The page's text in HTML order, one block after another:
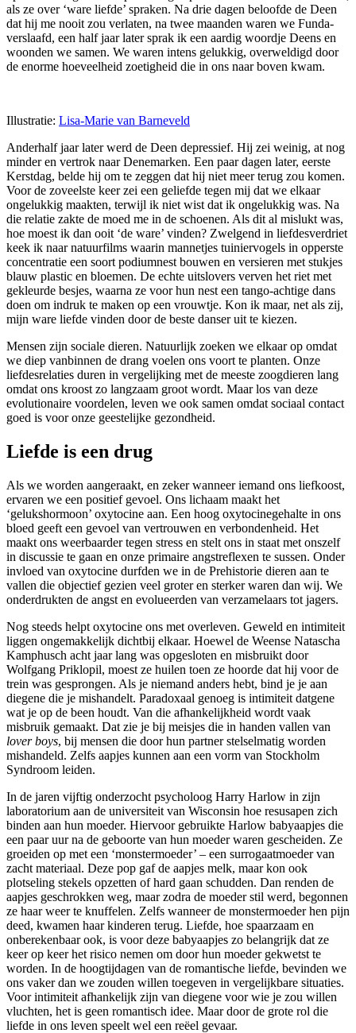
als ze over ‘ware liefde’ spraken. Na drie dagen beloofde de Deen
dat hij me nooit zou verlaten, na twee maanden waren we Funda-
verslaafd, een half jaar later sprak ik een aardig woordje Deens en
woonden we samen. We waren intens gelukkig, overweldigd door
de enorme hoeveelheid zoetigheid die in ons naar boven kwam.
Illustratie: Lisa-Marie van Barneveld
Anderhalf jaar later werd de Deen depressief. Hij zei weinig, at nog
minder en vertrok naar Denemarken. Een paar dagen later, eerste
Kerstdag, belde hij om te zeggen dat hij niet meer terug zou komen.
Voor de zoveelste keer zei een geliefde tegen mij dat we elkaar
ongelukkig maakten, terwijl ik niet wist dat ik ongelukkig was. Na
die relatie zakte de moed me in de schoenen. Als dit al mislukt was,
hoe moest ik dan ooit ‘de ware’ vinden? Zwelgend in liefdesverdriet
keek ik naar natuurfilms waarin mannetjes tuiniervogels in opperste
concentratie een soort podiumnest bouwen en versieren met stukjes
blauw plastic en bloemen. De echte uitslovers verven het riet met
gekleurde besjes, waarna ze voor hun nest een tango-achtige dans
doen om indruk te maken op een vrouwtje. Kon ik maar, net als zij,
mijn ware liefde vinden door de beste danser uit te kiezen.
Mensen zijn sociale dieren. Natuurlijk zoeken we elkaar op omdat
we diep vanbinnen de drang voelen ons voort te planten. Onze
liefdesrelaties duren in vergelijking met de meeste zoogdieren lang
omdat ons kroost zo langzaam groot wordt. Maar los van deze
evolutionaire voordelen, leven we ook samen omdat sociaal contact
goed is voor onze geestelijke gezondheid.
Liefde is een drug
Als we worden aangeraakt, en zeker wanneer iemand ons liefkoost,
ervaren we een positief gevoel. Ons lichaam maakt het
‘gelukshormoon’ oxytocine aan. Een hoog oxytocinegehalte in ons
bloed geeft een gevoel van vertrouwen en verbondenheid. Het
maakt ons weerbaarder tegen stress en stelt ons in staat met onszelf
in discussie te gaan en onze primaire angstreflexen te sussen. Onder
invloed van oxytocine durfden we in de Prehistorie dieren aan te
vallen die objectief gezien veel groter en sterker waren dan wij. We
onderdrukten de angst en evolueerden van verzamelaars tot jagers.
Nog steeds helpt oxytocine ons met overleven. Geweld en intimiteit
liggen ongemakkelijk dichtbij elkaar. Hoewel de Weense Natascha
Kamphusch acht jaar lang was opgesloten en misbruikt door
Wolfgang Priklopil, moest ze huilen toen ze hoorde dat hij voor de
trein was gesprongen. Als je niemand anders hebt, bind je je aan
diegene die je mishandelt. Paradoxaal genoeg is intimiteit datgene
wat je op de been houdt. Van die afhankelijkheid wordt vaak
misbruik gemaakt. Dat zie je bij meisjes die in handen vallen van
lover boys, bij mensen die door hun partner stelselmatig worden
mishandeld. Zelfs aapjes kunnen aan een vorm van Stockholm
Syndroom leiden.
In de jaren vijftig onderzocht psycholoog Harry Harlow in zijn
laboratorium aan de universiteit van Wisconsin hoe resusapen zich
binden aan hun moeder. Hiervoor gebruikte Harlow babyaapjes die
een paar uur na de geboorte van hun moeder waren gescheiden. Ze
groeiden op met een ‘monstermoeder’ – een surrogaatmoeder van
zacht materiaal. Deze pop gaf de aapjes melk, maar kon ook
plotseling stekels opzetten of hard gaan schudden. Dan renden de
aapjes geschrokken weg, maar zodra de moeder stil werd, begonnen
ze haar weer te knuffelen. Zelfs wanneer de monstermoeder hen pijn
deed, kwamen haar kinderen terug. Liefde, hoe spaarzaam en
onberekenbaar ook, is voor deze babyaapjes zo belangrijk dat ze
keer op keer het risico nemen om door hun moeder gekwetst te
worden. In de hoogtijdagen van de romantische liefde, bevinden we
ons vaker dan we zouden willen toegeven in vergelijkbare situaties.
Voor intimiteit afhankelijk zijn van diegene voor wie je zou willen
vluchten, het is geen romantisch idee. Maar door de grote rol die
liefde in ons leven speelt wel een reëel gevaar.